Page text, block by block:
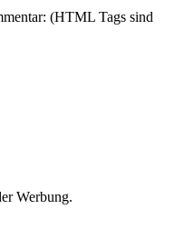
(HTML Tags sind
Werbung.